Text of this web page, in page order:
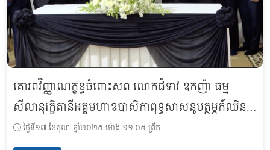
គោរពវិញ្ញាណក្ខន្ធចំពោះសព លោកជំទាវ ឧកញ៉ា ធម្ម
សីលានុរក្ខិតានីអគ្គមហាឧបាសិកាពុទ្ធសាសនូបត្ថម្ភក៍ឈិន
រ៉ែមថ្ងៃទី១៧ ខែតុលា ឆ្នាំ២០២៥ ម៉ោង ១១:០៥ ព្រឹក